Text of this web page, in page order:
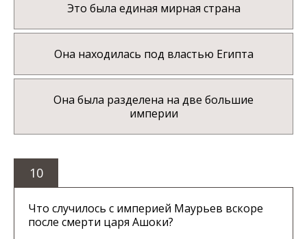
Это была единая мирная страна
Она находилась под властью Египта
Она была разделена на две большие
империи
10
Что случилось с империей Маурьев вскоре
после смерти царя Ашоки?